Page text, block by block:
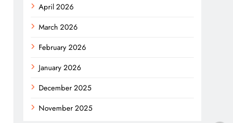
April 2026
March 2026
February 2026
January 2026
December 2025
November 2025